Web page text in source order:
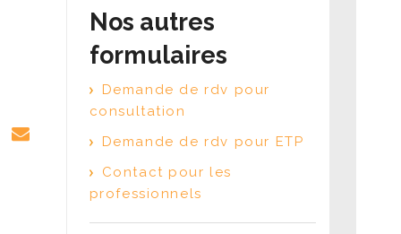
Nos autres
formulaires
Demande de rdv pour
consultation
Demande de rdv pour ETP
Contact pour les
professionnels